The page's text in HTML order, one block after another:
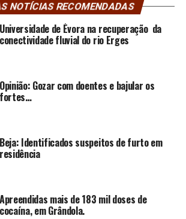
NOTÍCIAS RECOMENDADAS
Universidade de Évora na recuperação da
conectividade fluvial do rio Erges
Opinião: Gozar com doentes e bajular os
fortes…
Beja: Identificados suspeitos de furto em
residência
Apreendidas mais de 183 mil doses de
cocaína, em Grândola.